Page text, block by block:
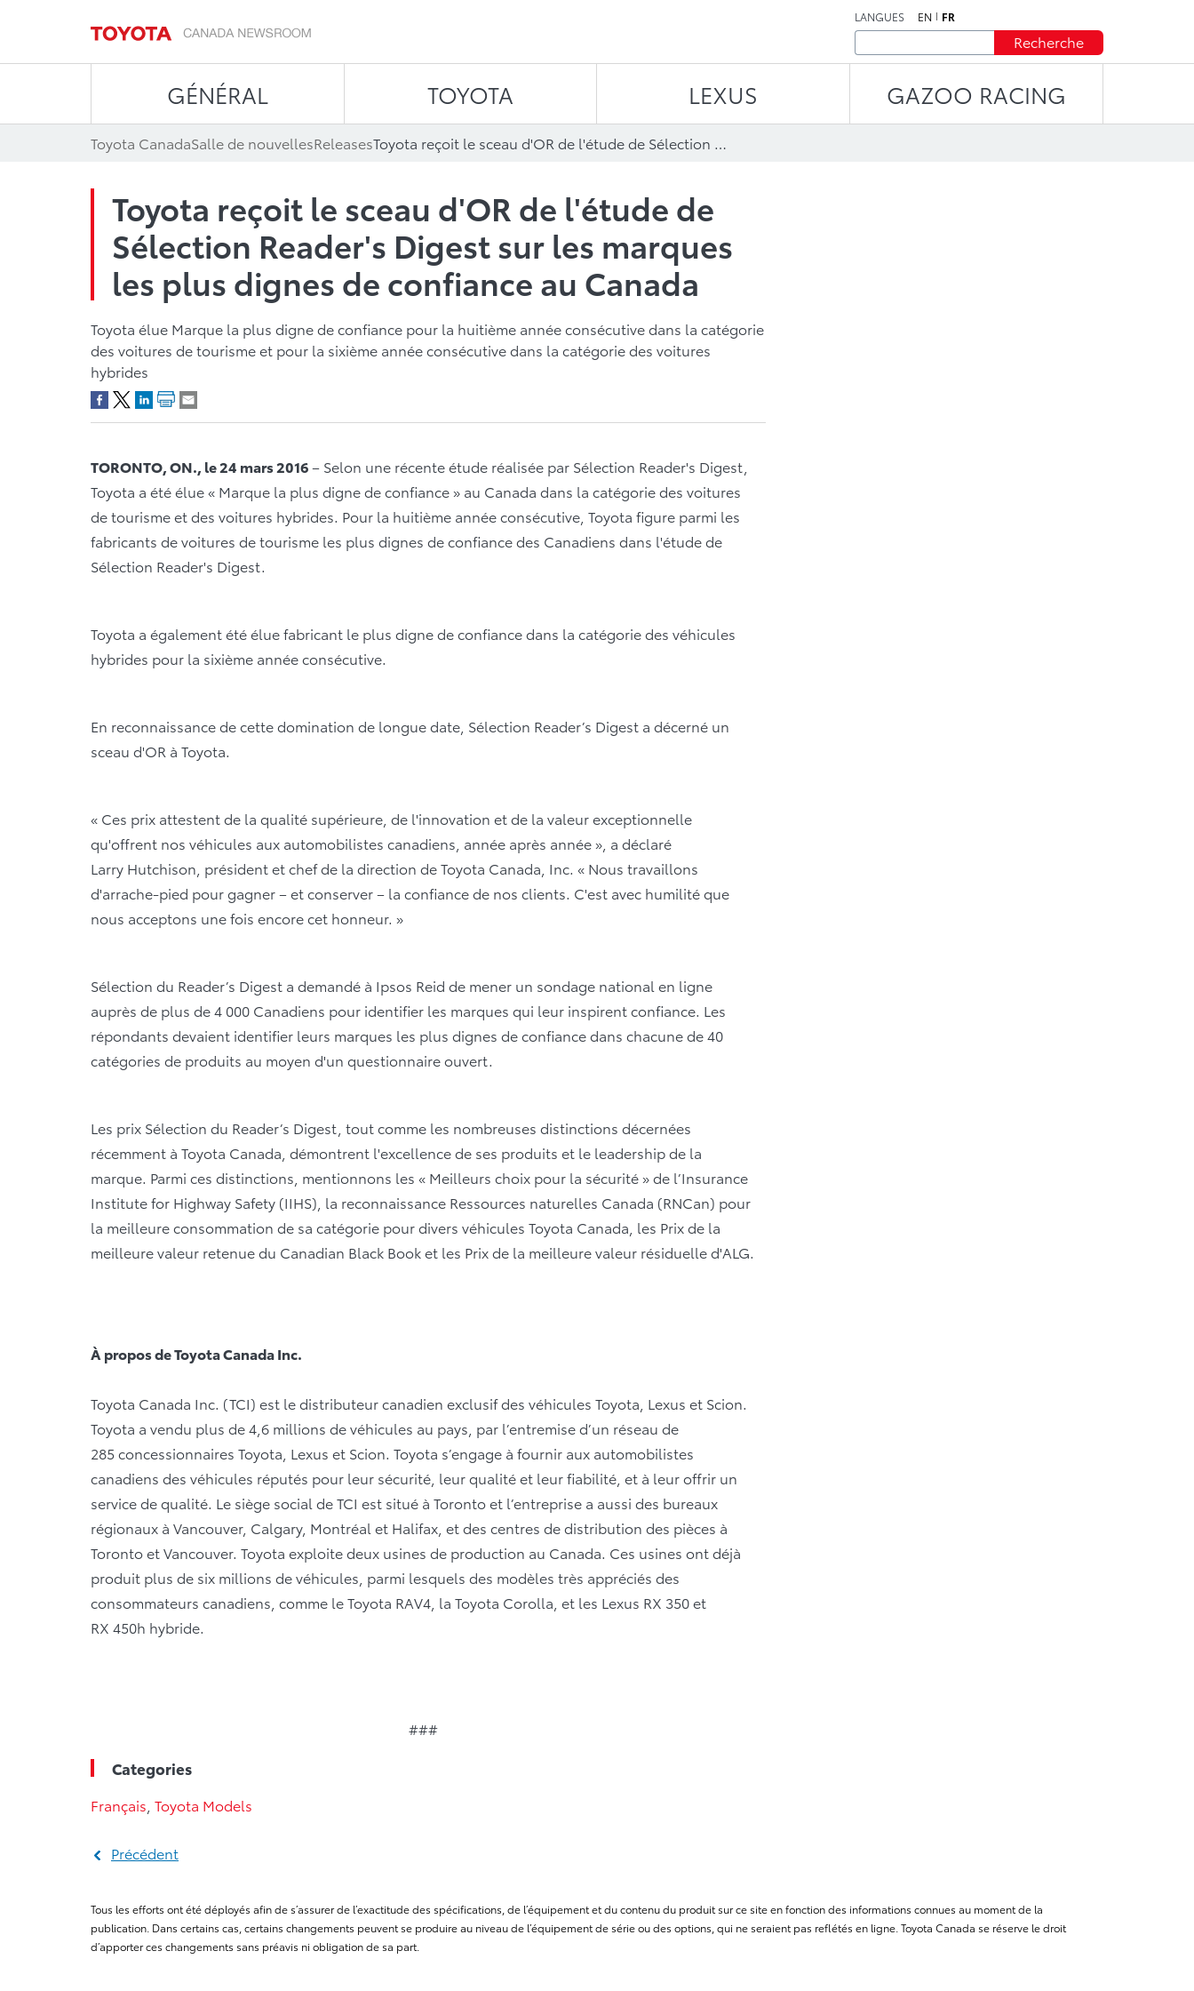
LANGUES EN FR
Recherche
GÉNÉRAL TOYOTA LEXUS GAZOO RACING
Toyota CanadaSalle de nouvellesReleases Toyota reçoit le sceau d'OR de l'étude de Sélection Reader's Digest sur les marques les plus dignes de confiance au Canada
Toyota reçoit le sceau d'OR de l'étude de
Sélection Reader's Digest sur les marques
les plus dignes de confiance au Canada
Toyota élue Marque la plus digne de confiance pour la huitième année consécutive dans la catégorie
des voitures de tourisme et pour la sixième année consécutive dans la catégorie des voitures
hybrides
TORONTO, ON., le 24 mars 2016– Selon une récente étude réalisée par Sélection Reader's Digest,
Toyota a été élue « Marque la plus digne de confiance » au Canada dans la catégorie des voitures
de tourisme et des voitures hybrides. Pour la huitième année consécutive, Toyota figure parmi les
fabricants de voitures de tourisme les plus dignes de confiance des Canadiens dans l'étude de
Sélection Reader's Digest.
Toyota a également été élue fabricant le plus digne de confiance dans la catégorie des véhicules
hybrides pour la sixième année consécutive.
En reconnaissance de cette domination de longue date, Sélection Reader’s Digest a décerné un
sceau d'OR à Toyota.
« Ces prix attestent de la qualité supérieure, de l'innovation et de la valeur exceptionnelle
qu'offrent nos véhicules aux automobilistes canadiens, année après année », a déclaré
Larry Hutchison, président et chef de la direction de Toyota Canada, Inc. « Nous travaillons
d'arrache-pied pour gagner – et conserver – la confiance de nos clients. C'est avec humilité que
nous acceptons une fois encore cet honneur. »
Sélection du Reader’s Digest a demandé à Ipsos Reid de mener un sondage national en ligne
auprès de plus de 4 000 Canadiens pour identifier les marques qui leur inspirent confiance. Les
répondants devaient identifier leurs marques les plus dignes de confiance dans chacune de 40
catégories de produits au moyen d'un questionnaire ouvert.
Les prix Sélection du Reader’s Digest, tout comme les nombreuses distinctions décernées
récemment à Toyota Canada, démontrent l'excellence de ses produits et le leadership de la
marque. Parmi ces distinctions, mentionnons les « Meilleurs choix pour la sécurité » de l’Insurance
Institute for Highway Safety (IIHS), la reconnaissance Ressources naturelles Canada (RNCan) pour
la meilleure consommation de sa catégorie pour divers véhicules Toyota Canada, les Prix de la
meilleure valeur retenue du Canadian Black Book et les Prix de la meilleure valeur résiduelle d'ALG.
À propos de Toyota Canada Inc.
Toyota Canada Inc. (TCI) est le distributeur canadien exclusif des véhicules Toyota, Lexus et Scion.
Toyota a vendu plus de 4,6 millions de véhicules au pays, par l’entremise d’un réseau de
285 concessionnaires Toyota, Lexus et Scion. Toyota s’engage à fournir aux automobilistes
canadiens des véhicules réputés pour leur sécurité, leur qualité et leur fiabilité, et à leur offrir un
service de qualité. Le siège social de TCI est situé à Toronto et l’entreprise a aussi des bureaux
régionaux à Vancouver, Calgary, Montréal et Halifax, et des centres de distribution des pièces à
Toronto et Vancouver. Toyota exploite deux usines de production au Canada. Ces usines ont déjà
produit plus de six millions de véhicules, parmi lesquels des modèles très appréciés des
consommateurs canadiens, comme le Toyota RAV4, la Toyota Corolla, et les Lexus RX 350 et
RX 450h hybride.
###
Categories
Français Toyota Models
Précédent
Tous les efforts ont été déployés afin de s’assurer de l’exactitude des spécifications, de l’équipement et du contenu du produit sur ce site en fonction des informations connues au moment de la
publication. Dans certains cas, certains changements peuvent se produire au niveau de l’équipement de série ou des options, qui ne seraient pas reflétés en ligne. Toyota Canada se réserve le droit
d’apporter ces changements sans préavis ni obligation de sa part.